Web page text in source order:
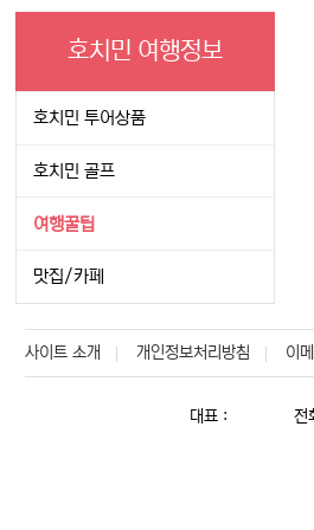
호치민 여행정보
호치민 투어상품
호치민 골프
여행꿀팁
맛집/카페
사이트 소개 개인정보처리방침 이
대표 : 전